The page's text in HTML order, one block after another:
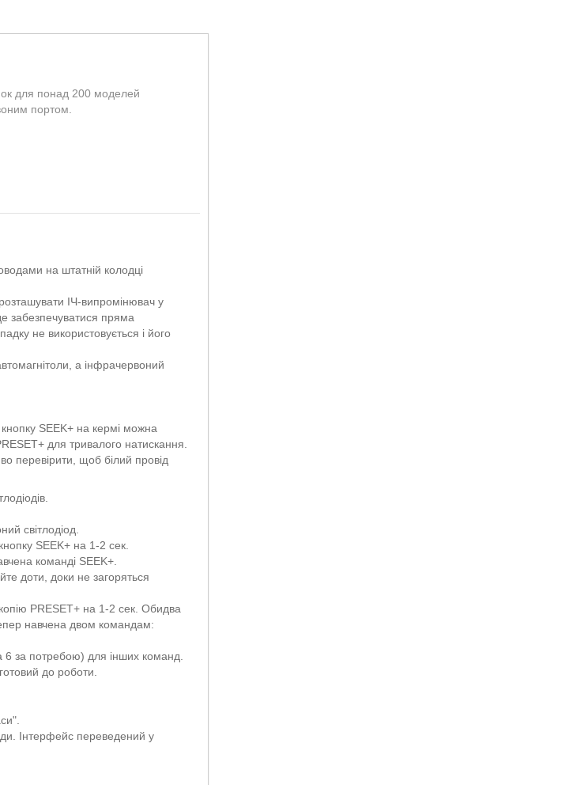
для понад 200 моделей
портом.
на штатній колодці
ІЧ-випромінювач у
забезпечуватися пряма
не використовується і його
а інфрачервоний
SEEK+ на кермі можна
для тривалого натискання.
перевірити, щоб білий провід
світлодіод.
SEEK+ на 1-2 сек.
команді SEEK+.
доти, доки не загоряться
PRESET+ на 1-2 сек. Обидва
навчена двом командам:
6 за потребою) для інших команд.
до роботи.
Інтерфейс переведений у